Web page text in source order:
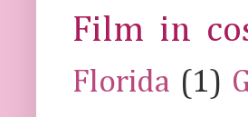
Film in
Florida (1)